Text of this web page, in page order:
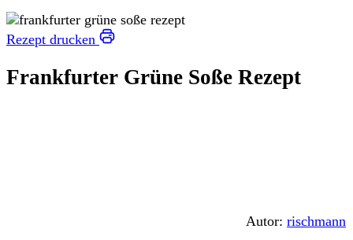
Rezept drucken
Frankfurter Grüne Soße Rezept
Autor: rischmann